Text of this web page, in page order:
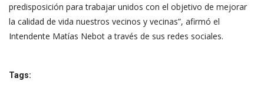
predisposición para trabajar unidos con el objetivo de mejorar
la calidad de vida nuestros vecinos y vecinas”, afirmó el
Intendente Matías Nebot a través de sus redes sociales.
Tags: